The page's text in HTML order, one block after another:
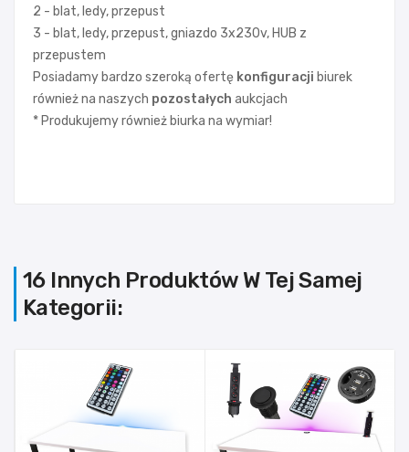
2 - blat, ledy, przepust
3 - blat, ledy, przepust, gniazdo 3x230v, HUB z
przepustem
Posiadamy bardzo szeroką ofertę konfiguracji biurek
również na naszych pozostałych aukcjach
* Produkujemy również biurka na wymiar!
16 Innych Produktów W Tej Samej
Kategorii: